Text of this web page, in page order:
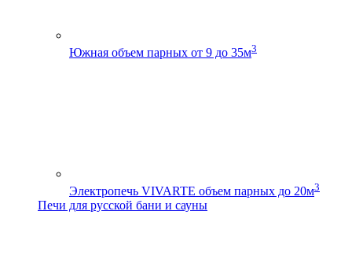
Южная объем парных от 9 до 35м3
Электропечь VIVARTE объем парных до 20м3
Печи для русской бани и сауны